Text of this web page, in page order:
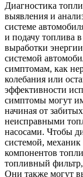
Диагностика
выявления и
системе
и подачу топлива
выработки
системой
симптомам, как
колебания или
эффективности
симптомы могут
начиная от
неисправными
насосами. Чтобы
системой,
компонентов
топливный
Они также могут